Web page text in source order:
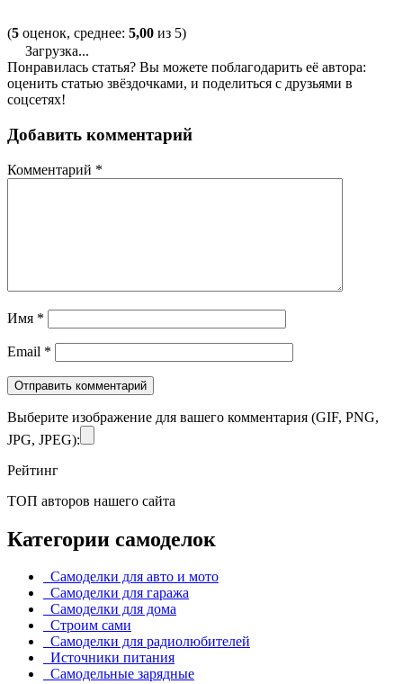
(5 оценок, среднее: 5,00 из 5)
Загрузка...
Понравилась статья? Вы можете поблагодарить её автора:
оценить статью звёздочками, и поделиться с друзьями в
соцсетях!
Добавить комментарий
Комментарий *
Имя *
Email *
Выберите изображение для вашего комментария (GIF, PNG,
JPG, JPEG):
Рейтинг
ТОП авторов нашего сайта
Категории самоделок
Самоделки для авто и мото
Самоделки для гаража
Самоделки для дома
Строим сами
Самоделки для радиолюбителей
Источники питания
Самодельные зарядные